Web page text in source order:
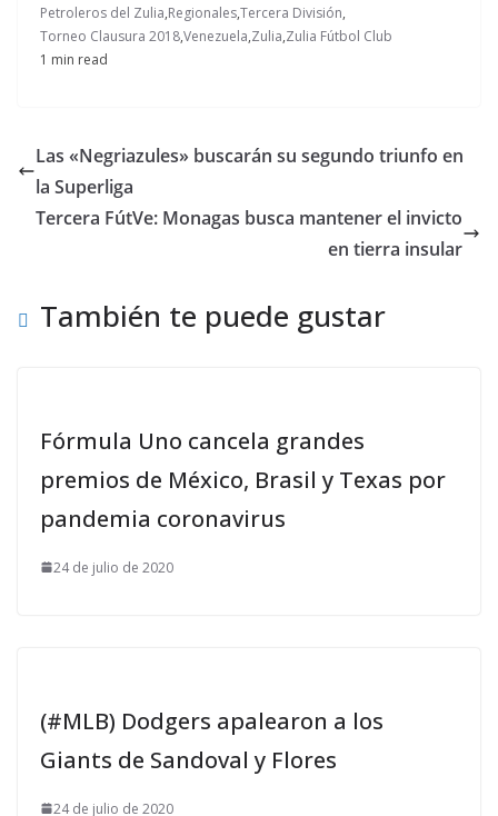
Petroleros del Zulia,Regionales,Tercera División,
Torneo Clausura 2018,Venezuela,Zulia,Zulia Fútbol Club
1 min read
Las «Negriazules» buscarán su segundo triunfo en
la Superliga
Tercera FútVe: Monagas busca mantener el invicto
en tierra insular
También te puede gustar
Fórmula Uno cancela grandes
premios de México, Brasil y Texas por
pandemia coronavirus
24 de julio de 2020
(#MLB) Dodgers apalearon a los
Giants de Sandoval y Flores
24 de julio de 2020